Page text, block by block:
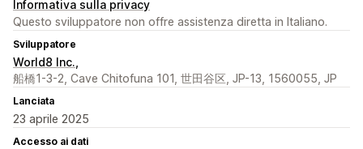
Informativa sulla privacy
Questo sviluppatore non offre assistenza diretta in Italiano.
Sviluppatore
World8 Inc.,
船橋1-3-2, Cave Chitofuna 101, 世田谷区, JP-13, 1560055, JP
Lanciata
23 aprile 2025
Accesso ai dati